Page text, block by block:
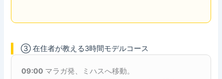
③ 在住者が教える3時間モデルコース
09:00 マラガ発、ミハスへ移動。